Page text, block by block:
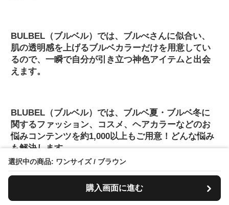
選択中の商品: ワンサイズ / ブラウン
購入画面に進む
BULBEL（ブルベル）では、ブルべさんに似合い、
肌の透明感を上げるブルベカラーだけを用意してい
るので、一瞬で自分が引き立つ神色アイテムと出会
えます。
BLUBEL（ブルベル）では、ブルベ夏・ブルベ冬に
関するファッション、コスメ、ヘアカラーなどのお
悩みコンテンツを約1,000以上もご用意！どんな悩み
も解決します。
BLUBEL(ブルベル)は、”ブルベ夏・ブルベ冬”の